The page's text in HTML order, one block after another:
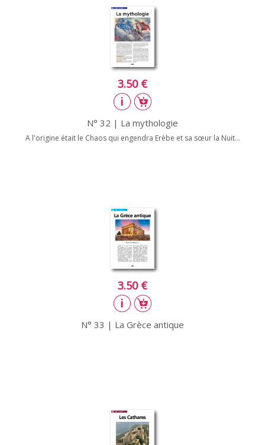
3.50 €
N° 32 | La mythologie
A l'origine était le Chaos qui engendra Erèbe et sa sœur la Nuit...
3.50 €
N° 33 | La Grèce antique